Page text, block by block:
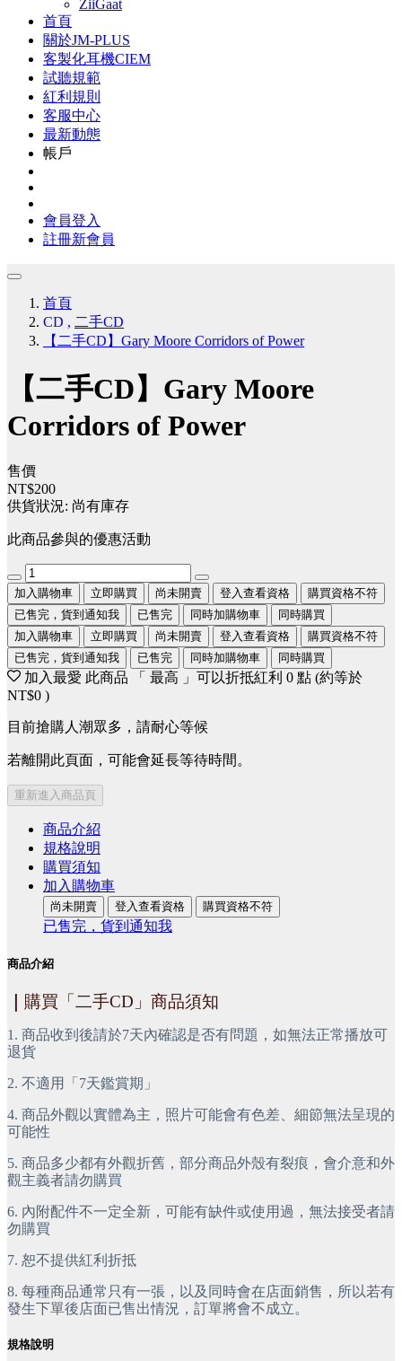
ZiiGaat
首頁
關於JM-PLUS
客製化耳機CIEM
試聽規範
紅利規則
客服中心
最新動態
帳戶
會員登入
註冊新會員
首頁
CD , 二手CD
【二手CD】Gary Moore Corridors of Power
【二手CD】Gary Moore
Corridors of Power
售價
NT$200
供貨狀況: 尚有庫存
此商品參與的優惠活動
加入購物車 立即購買 尚未開賣 登入查看資格
購買資格不符
已售完，貨到通知我
已售完 同時加購物車
同時購買
加入購物車
立即購買 尚未開賣 登入查看資格
購買資格不符
已售完，貨到通知我
已售完 同時加購物車 同時購買
加入最愛 此商品 「 最高 」可以折抵紅利 0 點 (約等於
NT$0 )
目前搶購人潮眾多，請耐心等候
若離開此頁面，可能會延長等待時間。
重新進入商品頁
商品介紹
規格說明
購買須知
加入購物車
尚未開賣 登入查看資格 購買資格不符
已售完，貨到通知我
商品介紹
購買「二手CD」商品須知
1. 商品收到後請於7天內確認是否有問題，如無法正常播放可
退貨
2. 不適用「7天鑑賞期」
4. 商品外觀以實體為主，照片可能會有色差、細節無法呈現的
可能性
5. 商品多少都有外觀折舊，部分商品外殼有裂痕，會介意和外
觀主義者請勿購買
6. 內附配件不一定全新，可能有缺件或使用過，無法接受者請
勿購買
7. 恕不提供紅利折抵
8. 每種商品通常只有一張，以及同時會在店面銷售，所以若有
發生下單後店面已售出情況，訂單將會不成立。
規格說明